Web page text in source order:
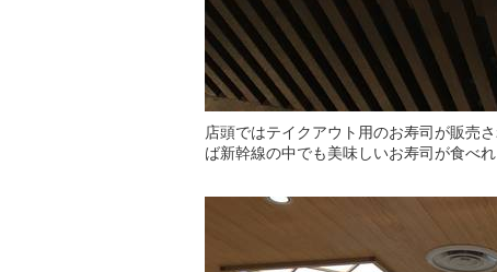
店頭ではテイクアウト用のお寿司が販売
ば新幹線の中でも美味しいお寿司が食べ